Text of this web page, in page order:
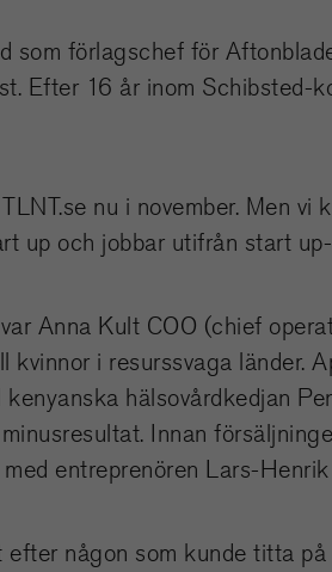
som förlagschef för
Efter 16 år inom Schibsted-
nu i november. Men
up och jobbar utifrån start
Anna Kult COO (chief
kvinnor i resurssvaga länder.
hälsovårdkedjan
Innan
entreprenören Lars-
någon som kunde titta